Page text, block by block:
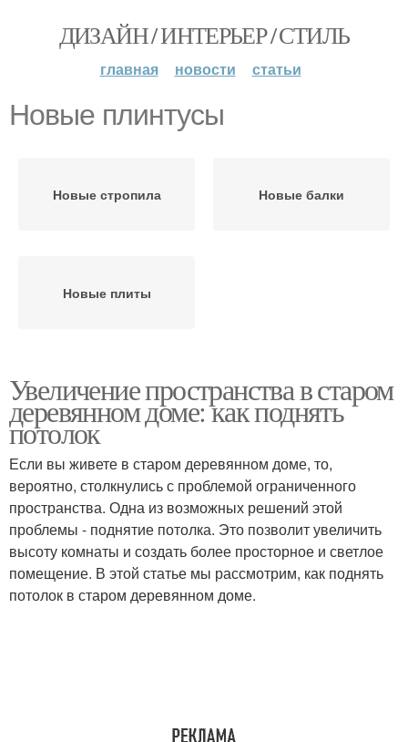
ДИЗАЙН / ИНТЕРЬЕР / СТИЛЬ
главная новости статьи
Новые плинтусы
Новые стропила Новые балки
Новые плиты
Увеличение пространства в старом
деревянном доме: как поднять
потолок
Если вы живете в старом деревянном доме, то,
вероятно, столкнулись с проблемой ограниченного
пространства. Одна из возможных решений этой
проблемы - поднятие потолка. Это позволит увеличить
высоту комнаты и создать более просторное и светлое
помещение. В этой статье мы рассмотрим, как поднять
потолок в старом деревянном доме.